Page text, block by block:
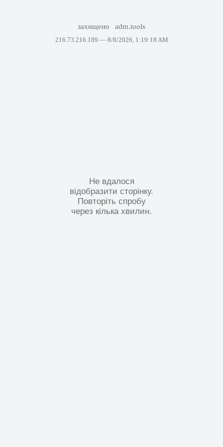
захищено adm.tools
216.73.216.189 — 8/8/2026, 1:19:18 AM
Не вдалося
відобразити сторінку.
Повторіть спробу
через кілька хвилин.